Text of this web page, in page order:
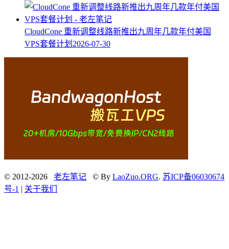
CloudCone 重新调整线路新推出九周年几款年付美国
VPS套餐计划 2026-07-30
© 2012-2026 老左笔记 © By LaoZuo.ORG. 苏ICP备06030674
号-1 | 关于我们